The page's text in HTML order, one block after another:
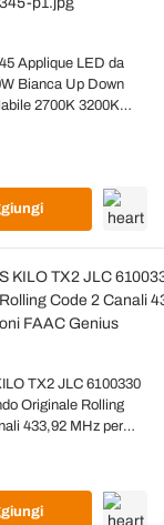
Applique LED da
Bianca Up Down
2700K 3200K
TX2 JLC 6100330
Originale Rolling
433,92 MHz per